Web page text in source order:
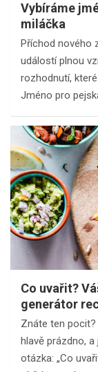
Vybíráme
miláčka
Příchod nového
událostí plnou
rozhodnutí,
Jméno pro
Co uvařit?
generátor
Znáte ten
hlavě prázdno,
otázka: „Co